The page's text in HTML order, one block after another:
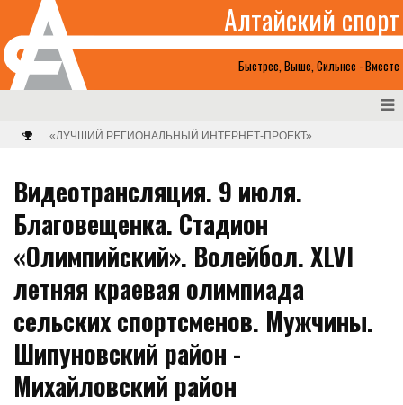
Быстрее, Выше, Сильнее - Вместе
Алтайский спорт
«ЛУЧШИЙ РЕГИОНАЛЬНЫЙ ИНТЕРНЕТ-ПРОЕКТ»
Видеотрансляция. 9 июля.
Благовещенка. Стадион
«Олимпийский». Волейбол. XLVI
летняя краевая олимпиада
сельских спортсменов. Мужчины.
Шипуновский район -
Михайловский район